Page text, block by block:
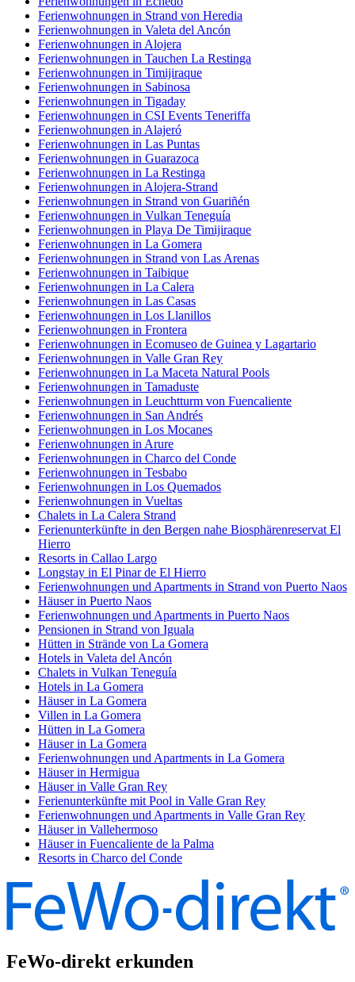
Ferienwohnungen in Strand von Heredia
Ferienwohnungen in Valeta del Ancón
Ferienwohnungen in Alojera
Ferienwohnungen in Tauchen La Restinga
Ferienwohnungen in Timijiraque
Ferienwohnungen in Sabinosa
Ferienwohnungen in Tigaday
Ferienwohnungen in CSI Events Teneriffa
Ferienwohnungen in Alajeró
Ferienwohnungen in Las Puntas
Ferienwohnungen in Guarazoca
Ferienwohnungen in La Restinga
Ferienwohnungen in Alojera-Strand
Ferienwohnungen in Strand von Guariñén
Ferienwohnungen in Vulkan Teneguía
Ferienwohnungen in Playa De Timijiraque
Ferienwohnungen in La Gomera
Ferienwohnungen in Strand von Las Arenas
Ferienwohnungen in Taibique
Ferienwohnungen in La Calera
Ferienwohnungen in Las Casas
Ferienwohnungen in Los Llanillos
Ferienwohnungen in Frontera
Ferienwohnungen in Ecomuseo de Guinea y Lagartario
Ferienwohnungen in Valle Gran Rey
Ferienwohnungen in La Maceta Natural Pools
Ferienwohnungen in Tamaduste
Ferienwohnungen in Leuchtturm von Fuencaliente
Ferienwohnungen in San Andrés
Ferienwohnungen in Los Mocanes
Ferienwohnungen in Arure
Ferienwohnungen in Charco del Conde
Ferienwohnungen in Tesbabo
Ferienwohnungen in Los Quemados
Ferienwohnungen in Vueltas
Chalets in La Calera Strand
Ferienunterkünfte in den Bergen nahe Biosphärenreservat El
Hierro
Resorts in Callao Largo
Longstay in El Pinar de El Hierro
Ferienwohnungen und Apartments in Strand von Puerto Naos
Häuser in Puerto Naos
Ferienwohnungen und Apartments in Puerto Naos
Pensionen in Strand von Iguala
Hütten in Strände von La Gomera
Hotels in Valeta del Ancón
Chalets in Vulkan Teneguía
Hotels in La Gomera
Häuser in La Gomera
Villen in La Gomera
Hütten in La Gomera
Häuser in La Gomera
Ferienwohnungen und Apartments in La Gomera
Häuser in Hermigua
Häuser in Valle Gran Rey
Ferienunterkünfte mit Pool in Valle Gran Rey
Ferienwohnungen und Apartments in Valle Gran Rey
Häuser in Vallehermoso
Häuser in Fuencaliente de la Palma
Resorts in Charco del Conde
FeWo-direkt erkunden